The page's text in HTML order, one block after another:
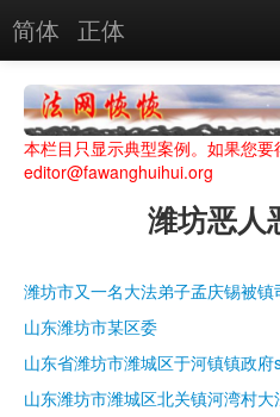
简体 正体
恶报实例
恶人图片
关于
本栏目只显示典型案例。如果您
editor@fawanghuihui.org
潍坊恶人
潍坊市又一名大法弟子孟庆锡被
山东潍坊市某区委
山东省潍坊市潍城区于河镇镇政
山东潍坊市潍城区北关镇河湾村